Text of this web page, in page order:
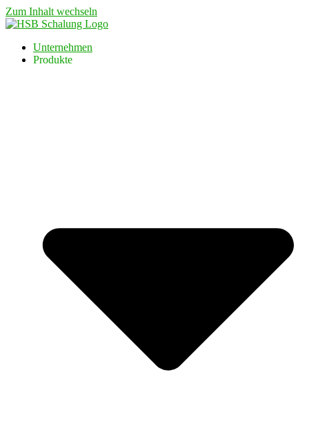
Zum Inhalt wechseln
Unternehmen
Produkte